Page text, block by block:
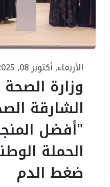
الأربعاء, أكتوبر 08, 2025
وزارة
الشارقة
"أفضل
الحملة
ضغط الدم